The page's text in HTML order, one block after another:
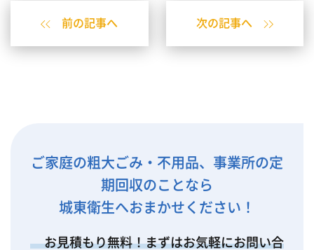
前の記事へ 次の記事へ
ご家庭の粗大ごみ・不用品、事業所の定
期回収のことなら
城東衛生へおまかせください！
お見積もり無料！まずはお気軽にお問い合